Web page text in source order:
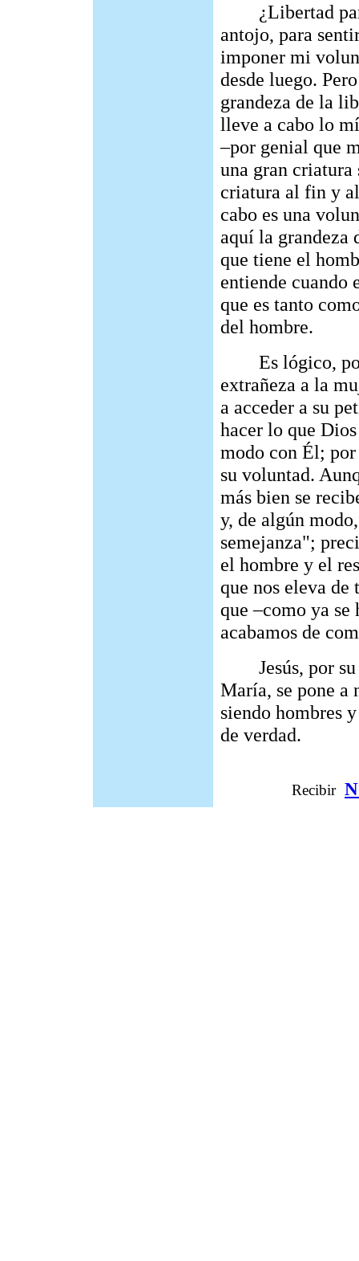
¿Libertad
antojo, para
imponer mi
desde luego.
grandeza de la
lleve a cabo lo
–por genial que
una gran criatura
criatura al fin y
cabo es una
aquí la grandeza
que tiene el
entiende cuando
que es tanto
del hombre.
Es lógico, por
extrañeza a la
a acceder a su
hacer lo que
modo con Él;
su voluntad.
más bien se
y, de algún
semejanza";
el hombre y el
que nos eleva de
que –como ya se
acabamos de
Jesús, por su
María, se pone a
siendo hombres
de verdad.
Recibir